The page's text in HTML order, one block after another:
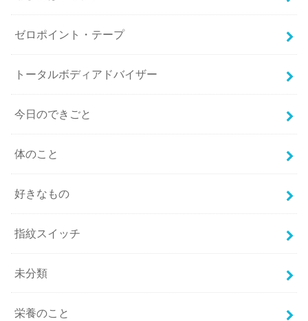
ゼロポイント・テープ
トータルボディアドバイザー
今日のできごと
体のこと
好きなもの
指紋スイッチ
未分類
栄養のこと